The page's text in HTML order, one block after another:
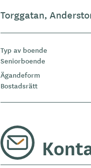
Torggatan,
Typ av boende
Seniorboende
Ägandeform
Bostadsrätt